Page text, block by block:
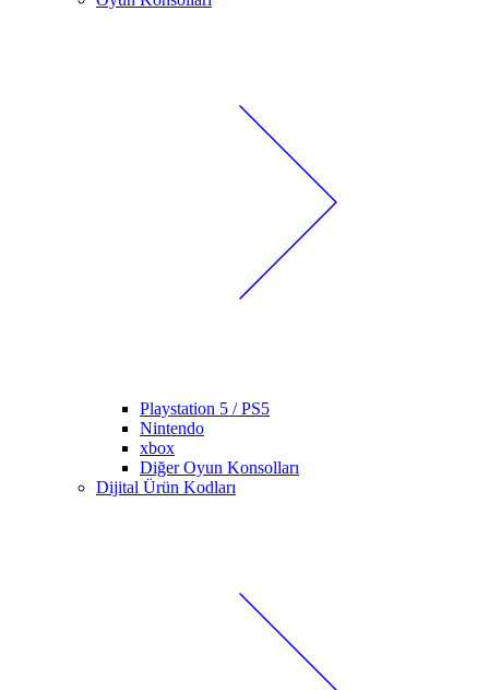
Playstation 5 / PS5
Nintendo
xbox
Diğer Oyun Konsolları
Dijital Ürün Kodları